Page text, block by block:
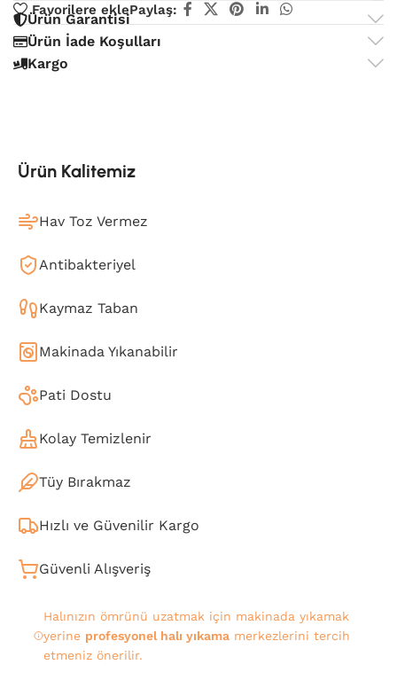
Favorilere eklePaylaş:
Ürün Garantisi
Ürün İade Koşulları
Kargo
Ürün Kalitemiz
Hav Toz Vermez
Antibakteriyel
Kaymaz Taban
Makinada Yıkanabilir
Pati Dostu
Kolay Temizlenir
Tüy Bırakmaz
Hızlı ve Güvenilir Kargo
Güvenli Alışveriş
Halınızın ömrünü uzatmak için makinada yıkamak
yerine profesyonel halı yıkamamerkezlerini tercih
etmeniz önerilir.